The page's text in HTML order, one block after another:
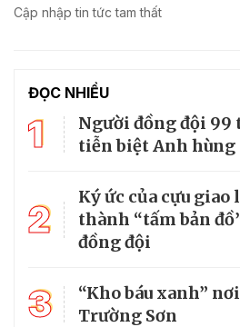
Cập nhập tin tức tam thất
ĐỌC NHIỀU
1
Người đồng đội 99
tiễn biệt Anh hùng
2
Ký ức của cựu
thành “tấm bản
đồng đội
3
“Kho báu xanh”
Trường Sơn